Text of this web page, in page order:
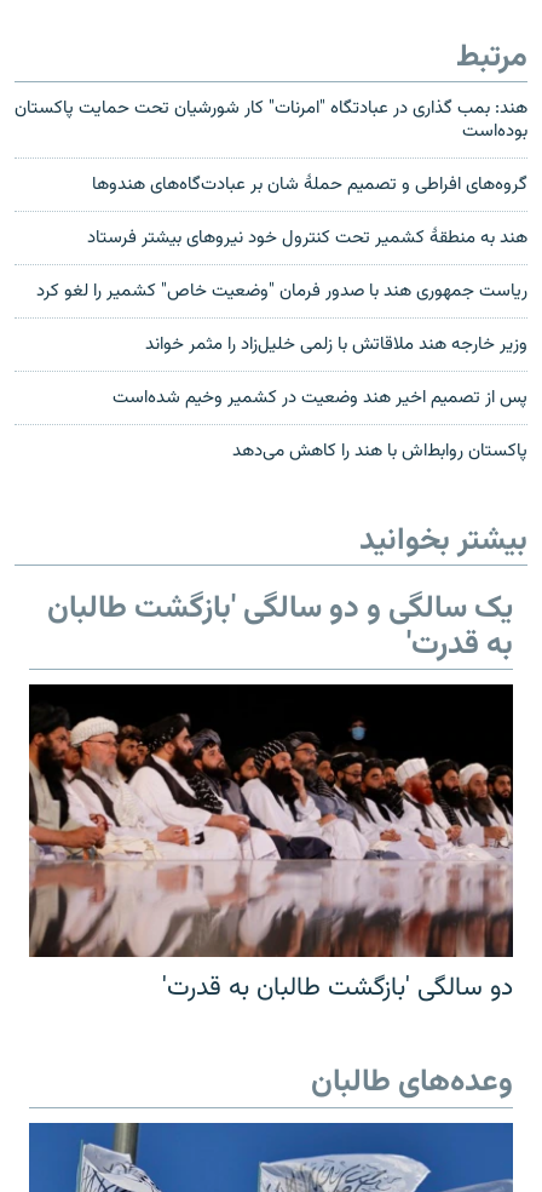
مرتبط
هند: بمب گذاری در عبادتگاه "امرنات" کار شورشیان تحت حمایت پاکستان
بوده‌است
گروه‌های افراطی و تصمیم حملۀ شان بر عبادت‌‎گاه‌های هندو‌ها
هند به منطقۀ کشمیر تحت کنترول خود نیروهای بیشتر فرستاد
ریاست جمهوری هند با صدور فرمان "وضعیت خاص" کشمیر را لغو کرد
وزیر خارجه هند ملاقاتش با زلمی خلیل‌زاد را مثمر خواند
پس از تصمیم اخیر هند وضعیت در کشمیر وخیم شده‌است
پاکستان روابط‌اش با هند را کاهش می‌دهد
بیشتر بخوانید
یک سالگی و دو سالگی 'بازگشت طالبان
به قدرت'
دو سالگی 'بازگشت طالبان به قدرت'
وعده‌های طالبان